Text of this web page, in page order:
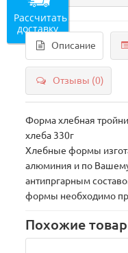
Описание
Отзывы (0)
Форма хлебная
хлеба 330г
Хлебные формы
алюминия и по
антипргарным
формы необходимо
Похожие
Рассчитать
доставку